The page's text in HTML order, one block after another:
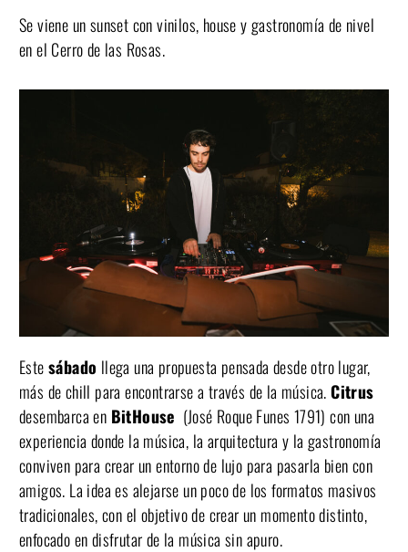
Se viene un sunset con vinilos, house y gastronomía de nivel
en el Cerro de las Rosas.
Estesábado llega una propuesta pensada desde otro lugar,
más de chill para encontrarse a través de la música.Citrus
desembarca en BitHouse (José Roque Funes 1791) con una
experiencia donde la música, la arquitectura y la gastronomía
conviven para crear un entorno de lujo para pasarla bien con
amigos. La idea es alejarse un poco de los formatos masivos
tradicionales, con el objetivo de crear un momento distinto,
enfocado en disfrutar de la música sin apuro.